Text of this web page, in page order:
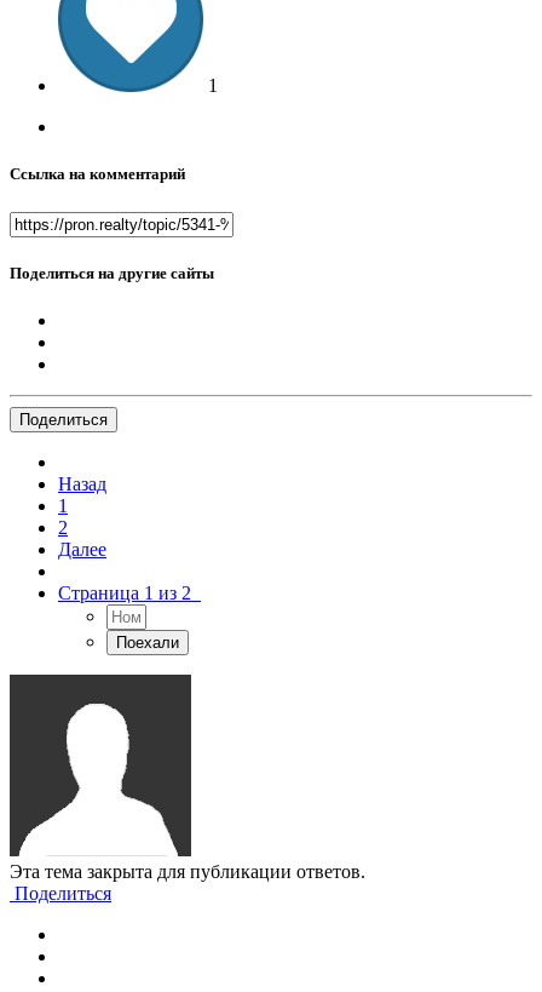
1
Ссылка на комментарий
Поделиться на другие сайты
Поделиться
Назад
1
2
Далее
Страница 1 из 2
Эта тема закрыта для публикации ответов.
Поделиться